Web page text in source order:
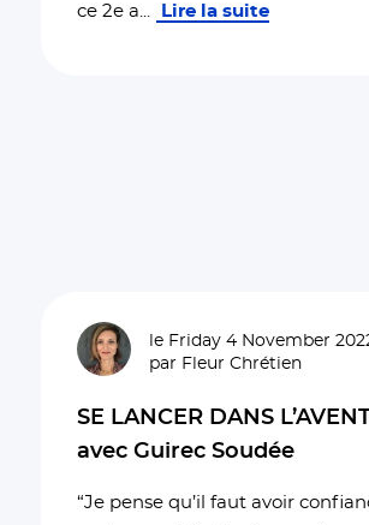
ce 2e a... Lire la suite
le Friday 4 November
par Fleur Chrétien
SE LANCER DANS
avec Guirec Soudée
“Je pense qu’il faut avoir